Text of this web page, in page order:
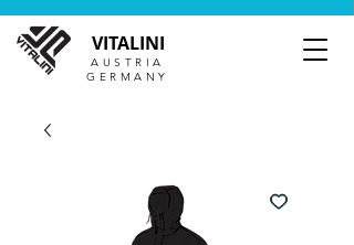
VITALINI
AUSTRIA
GERMANY